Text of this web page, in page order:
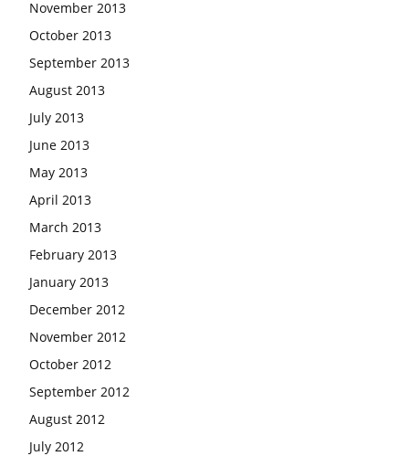
November 2013
October 2013
September 2013
August 2013
July 2013
June 2013
May 2013
April 2013
March 2013
February 2013
January 2013
December 2012
November 2012
October 2012
September 2012
August 2012
July 2012